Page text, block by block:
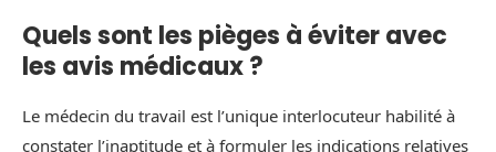
Quels sont les pièges à éviter avec
les avis médicaux ?
Le médecin du travail est l’unique interlocuteur habilité à
constater l’inaptitude et à formuler les indications relatives